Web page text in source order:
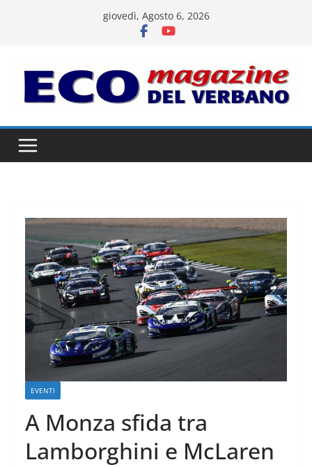
giovedì, Agosto 6, 2026
EVENTI
A Monza sfida tra
Lamborghini e McLaren